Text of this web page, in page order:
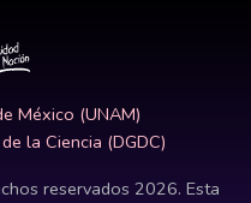
México (UNAM)
la Ciencia (DGDC)
reservados 2026. Esta